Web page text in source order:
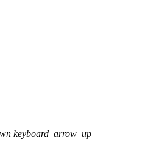
keyboard_arrow_up